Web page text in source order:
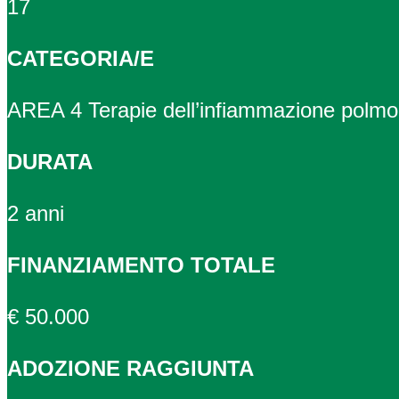
17
CATEGORIA/E
AREA 4 Terapie dell’infiammazione
DURATA
2 anni
FINANZIAMENTO TOTALE
€ 50.000
ADOZIONE RAGGIUNTA